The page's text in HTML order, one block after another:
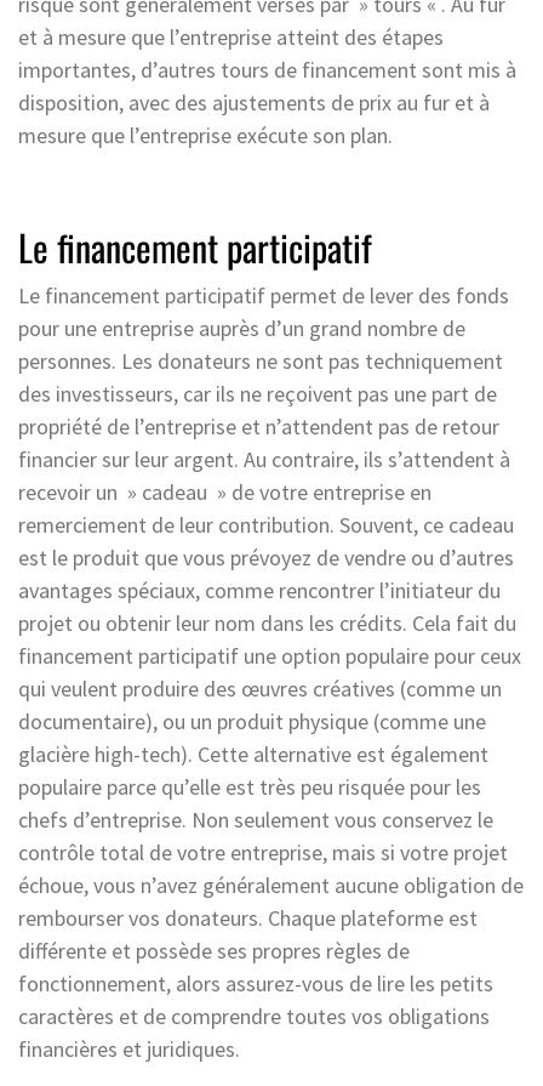
et à mesure que l’entreprise atteint des étapes
importantes, d’autres tours de financement sont mis à
disposition, avec des ajustements de prix au fur et à
mesure que l’entreprise exécute son plan.
Le financement participatif
Le financement participatif permet de lever des fonds
pour une entreprise auprès d’un grand nombre de
personnes. Les donateurs ne sont pas techniquement
des investisseurs, car ils ne reçoivent pas une part de
propriété de l’entreprise et n’attendent pas de retour
financier sur leur argent. Au contraire, ils s’attendent à
recevoir un » cadeau » de votre entreprise en
remerciement de leur contribution. Souvent, ce cadeau
est le produit que vous prévoyez de vendre ou d’autres
avantages spéciaux, comme rencontrer l’initiateur du
projet ou obtenir leur nom dans les crédits. Cela fait du
financement participatif une option populaire pour ceux
qui veulent produire des œuvres créatives (comme un
documentaire), ou un produit physique (comme une
glacière high-tech). Cette alternative est également
populaire parce qu’elle est très peu risquée pour les
chefs d’entreprise. Non seulement vous conservez le
contrôle total de votre entreprise, mais si votre projet
échoue, vous n’avez généralement aucune obligation de
rembourser vos donateurs. Chaque plateforme est
différente et possède ses propres règles de
fonctionnement, alors assurez-vous de lire les petits
caractères et de comprendre toutes vos obligations
financières et juridiques.